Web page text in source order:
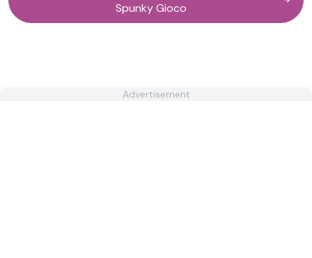
Spunky Gioco
Advertisement